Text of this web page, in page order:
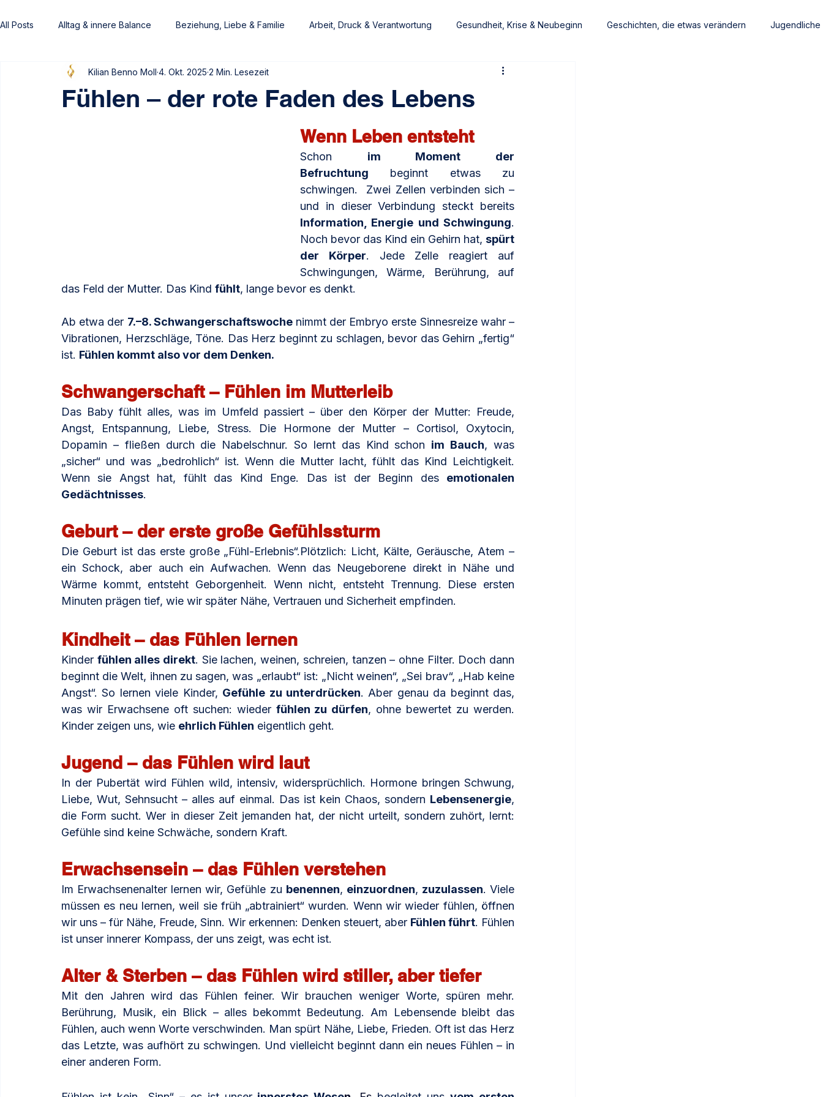
All Posts Alltag & innere Balance Beziehung, Liebe & Familie Arbeit, Druck & Verantwortung Gesundheit, Krise & Neubeginn Geschichten, die etwas verändern Jugendliche
Männer Von Gefühlen getragen Heimat
Fühlen – der rote Faden des Lebens
Kilian Benno Moll 4. Okt. 2025 2 Min. Lesezeit
Wenn Leben entsteht
Schon im Moment der
Befruchtung beginnt etwas zu
schwingen.  Zwei Zellen verbinden sich –
Information, Energie und Schwingung.
Noch bevor das Kind ein Gehirn hat, spürt
der Körper. Jede Zelle reagiert auf
Schwingungen, Wärme, Berührung, auf
das Feld der Mutter. Das Kind fühlt, lange bevor es denkt.
Ab etwa der 7.–8. Schwangerschaftswoche nimmt der Embryo erste Sinnesreize wahr –
Vibrationen, Herzschläge, Töne. Das Herz beginnt zu schlagen, bevor das Gehirn „fertig“
ist. Fühlen kommt also vor dem Denken.
Schwangerschaft – Fühlen im Mutterleib
Das Baby fühlt alles, was im Umfeld passiert – über den Körper der Mutter: Freude,
Angst, Entspannung, Liebe, Stress. Die Hormone der Mutter – Cortisol, Oxytocin,
Dopamin – fließen durch die Nabelschnur. So lernt das Kind schon im Bauch, was
„sicher“ und was „bedrohlich“ ist. Wenn die Mutter lacht, fühlt das Kind Leichtigkeit.
Wenn sie Angst hat, fühlt das Kind Enge. Das ist der Beginn des emotionalen
Gedächtnisses.
Geburt – der erste große Gefühlssturm
Die Geburt ist das erste große „Fühl-Erlebnis“.Plötzlich: Licht, Kälte, Geräusche, Atem –
ein Schock, aber auch ein Aufwachen. Wenn das Neugeborene direkt in Nähe und
Wärme kommt, entsteht Geborgenheit. Wenn nicht, entsteht Trennung. Diese ersten
Minuten prägen tief, wie wir später Nähe, Vertrauen und Sicherheit empfinden.
Kindheit – das Fühlen lernen
Kinder fühlen alles direkt. Sie lachen, weinen, schreien, tanzen – ohne Filter. Doch dann
beginnt die Welt, ihnen zu sagen, was „erlaubt“ ist: „Nicht weinen“, „Sei brav“, „Hab keine
Angst“. So lernen viele Kinder, Gefühle zu unterdrücken. Aber genau da beginnt das,
was wir Erwachsene oft suchen: wieder fühlen zu dürfen, ohne bewertet zu werden.
Kinder zeigen uns, wie ehrlich Fühlen eigentlich geht.
Jugend – das Fühlen wird laut
In der Pubertät wird Fühlen wild, intensiv, widersprüchlich. Hormone bringen Schwung,
Liebe, Wut, Sehnsucht – alles auf einmal. Das ist kein Chaos, sondern Lebensenergie,
die Form sucht. Wer in dieser Zeit jemanden hat, der nicht urteilt, sondern zuhört, lernt:
Gefühle sind keine Schwäche, sondern Kraft.
Erwachsensein – das Fühlen verstehen
Im Erwachsenenalter lernen wir, Gefühle zu benennen, einzuordnen, zuzulassen. Viele
müssen es neu lernen, weil sie früh „abtrainiert“ wurden. Wenn wir wieder fühlen, öffnen
wir uns – für Nähe, Freude, Sinn. Wir erkennen: Denken steuert, aber Fühlen führt. Fühlen
ist unser innerer Kompass, der uns zeigt, was echt ist.
Alter & Sterben – das Fühlen wird stiller, aber tiefer
Mit den Jahren wird das Fühlen feiner. Wir brauchen weniger Worte, spüren mehr.
Berührung, Musik, ein Blick – alles bekommt Bedeutung. Am Lebensende bleibt das
Fühlen, auch wenn Worte verschwinden. Man spürt Nähe, Liebe, Frieden. Oft ist das Herz
das Letzte, was aufhört zu schwingen. Und vielleicht beginnt dann ein neues Fühlen – in
einer anderen Form.